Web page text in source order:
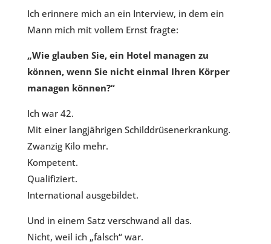
Ich erinnere mich an ein Interview, in dem ein
Mann mich mit vollem Ernst fragte:
„Wie glauben Sie, ein Hotel managen zu
können, wenn Sie nicht einmal Ihren Körper
managen können?“
Ich war 42.
Mit einer langjährigen Schilddrüsenerkrankung.
Zwanzig Kilo mehr.
Kompetent.
Qualifiziert.
International ausgebildet.
Und in einem Satz verschwand all das.
Nicht, weil ich „falsch“ war.